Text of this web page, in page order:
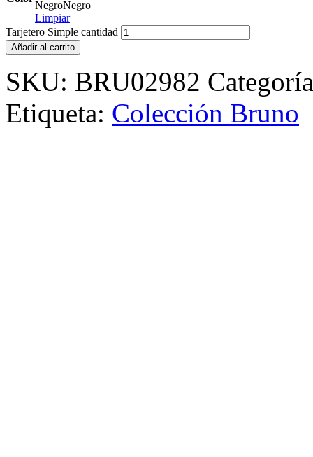
NegroNegro
Limpiar
Tarjetero Simple cantidad
Añadir al carrito
SKU: BRU02982
Etiqueta: Colección Bruno